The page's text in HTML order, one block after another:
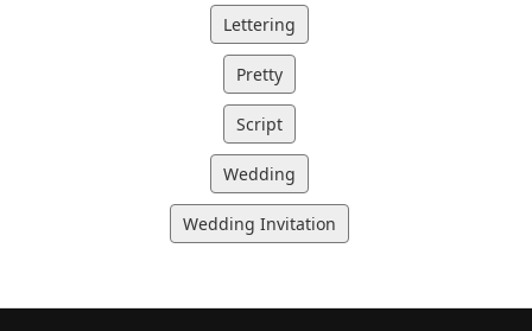
Lettering
Pretty
Script
Wedding
Wedding Invitation